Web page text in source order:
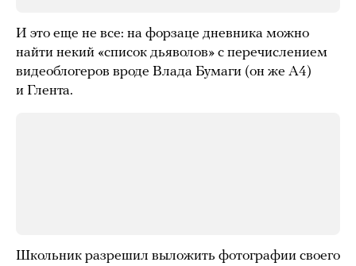
И это еще не все: на форзаце дневника можно
найти некий «список дьяволов» с перечислением
видеоблогеров вроде Влада Бумаги (он же A4)
и Глента.
Школьник разрешил выложить фотографии своего